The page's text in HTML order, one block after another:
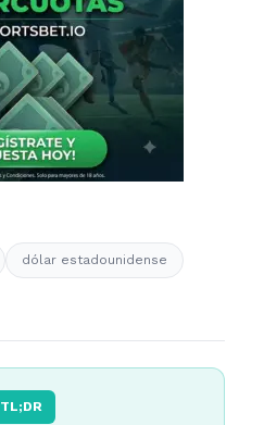
dólar estadounidense
TL;DR